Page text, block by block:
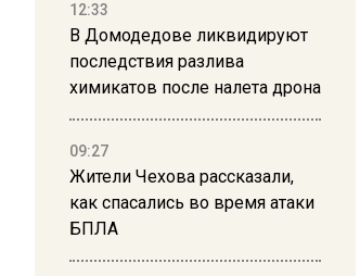
12:33
В Домодедове ликвидируют
последствия разлива
химикатов после налета дрона
09:27
Жители Чехова рассказали,
как спасались во время атаки
БПЛА